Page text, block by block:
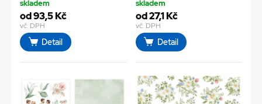
skladem
od 93,5 Kč
vč. DPH
Detail
skladem
od 27,1 Kč
vč. DPH
Detail